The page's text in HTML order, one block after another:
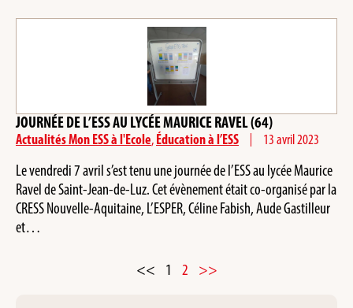
JOURNÉE DE L’ESS AU LYCÉE MAURICE RAVEL (64)
Actualités Mon ESS à l'Ecole,Éducation à l’ESS 13 avril 2023
Le vendredi 7 avril s’est tenu une journée de l’ESS au lycée Maurice
Ravel de Saint-Jean-de-Luz. Cet évènement était co-organisé par la
CRESS Nouvelle-Aquitaine, L’ESPER, Céline Fabish, Aude Gastilleur
et…
<< 1 2 >>